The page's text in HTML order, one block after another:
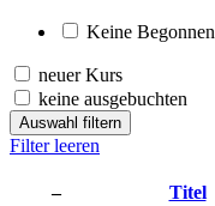
Keine Begonnen
neuer Kurs
keine ausgebuchten
Auswahl filtern
Filter leeren
– Titel